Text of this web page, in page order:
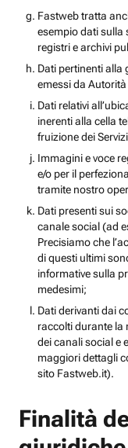
Fastweb tratta
esempio dati sulla
registri e archivi
Dati pertinenti alla
emessi da
Dati relativi
inerenti alla cella
fruizione dei
Immagini e voce
e/o per il
tramite nostro
Dati presenti sui
canale social (ad
Precisiamo che
di questi ultimi
informative sulla
medesimi;
Dati derivanti dai
raccolti durante la
dei canali social e
maggiori dettagli
sito Fastweb.it).
Finalità